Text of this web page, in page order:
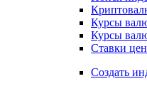
Получить
Индикаторы
Поиск
Курсы